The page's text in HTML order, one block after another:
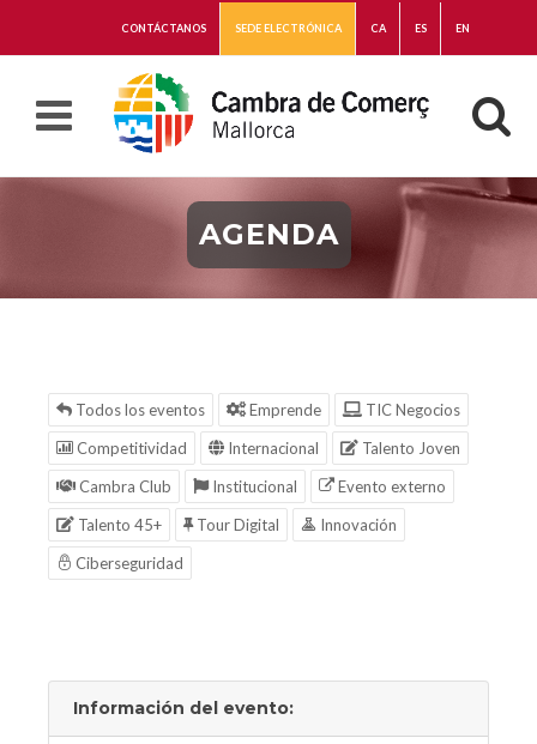
CONTÁCTANOS SEDE ELECTRÓNICA CA ES EN
AGENDA
Todos los eventos Emprende
TIC Negocios
Competitividad
Internacional
Talento Joven
Cambra Club
Institucional
Evento externo
Talento 45+
Tour Digital
Innovación
Ciberseguridad
Información del evento: